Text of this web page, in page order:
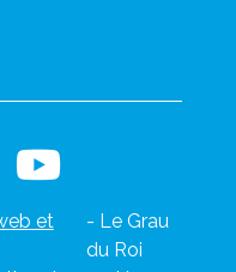
et
- Le Grau
du Roi